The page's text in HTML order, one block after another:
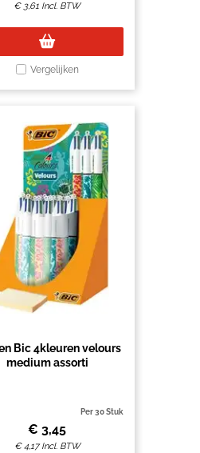
€ 3,61 Incl. BTW
Vergelijken
Bic 4kleuren velours
medium assorti
Per 30 Stuk
€ 3,45
€4,17 Incl. BTW